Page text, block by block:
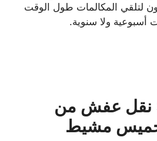
لتلقي المكالمات طول الوقت
أسبوعية ولا سنوية.
نقل عفش من
خميس مشيط